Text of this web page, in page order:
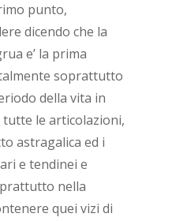
punto,
dicendo che la
e’ la prima
soprattutto
della vita in
le articolazioni,
astragalica ed i
e tendinei e
nella
quei vizi di